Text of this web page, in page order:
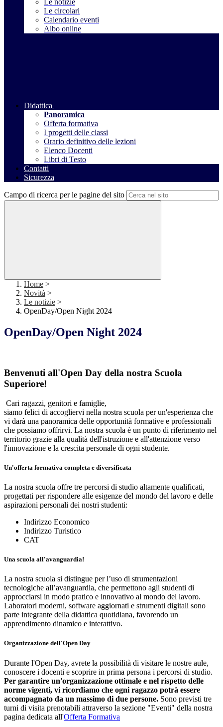
Le notizie
Le circolari
Calendario eventi
Albo online
Didattica
Panoramica
Offerta formativa
I progetti delle classi
Orario definitivo delle lezioni
Elenco Docenti
Libri di Testo
Contatti
Sicurezza
Campo di ricerca per le pagine del sito
Home >
Novità >
Le notizie >
OpenDay/Open Night 2024
OpenDay/Open Night 2024
Benvenuti all'Open Day della nostra Scuola
Superiore!
Cari ragazzi, genitori e famiglie,
siamo felici di accogliervi nella nostra scuola per un'esperienza che
vi darà una panoramica delle opportunità formative e professionali
che possiamo offrirvi. La nostra scuola è un punto di riferimento nel
territorio grazie alla qualità dell'istruzione e all'attenzione verso
l'innovazione e la crescita personale di ogni studente.
Un'offerta formativa completa e diversificata
La nostra scuola offre tre percorsi di studio altamente qualificati,
progettati per rispondere alle esigenze del mondo del lavoro e delle
aspirazioni personali dei nostri studenti:
Indirizzo Economico
Indirizzo Turistico
CAT
Una scuola all'avanguardia!
La nostra scuola si distingue per l’uso di strumentazioni
tecnologiche all’avanguardia, che permettono agli studenti di
approcciarsi in modo pratico e innovativo al mondo del lavoro.
Laboratori moderni, software aggiornati e strumenti digitali sono
parte integrante della didattica quotidiana, favorendo un
apprendimento dinamico e interattivo.
Organizzazione dell'Open Day
Durante l'Open Day, avrete la possibilità di visitare le nostre aule,
conoscere i docenti e scoprire in prima persona i percorsi di studio.
Per garantire un'organizzazione ottimale e nel rispetto delle
norme vigenti, vi ricordiamo che ogni ragazzo potrà essere
accompagnato da un massimo di due persone. Sono previsti tre
turni di visita prenotabili attraverso la sezione "Eventi" della nostra
pagina dedicata all'Offerta Formativa